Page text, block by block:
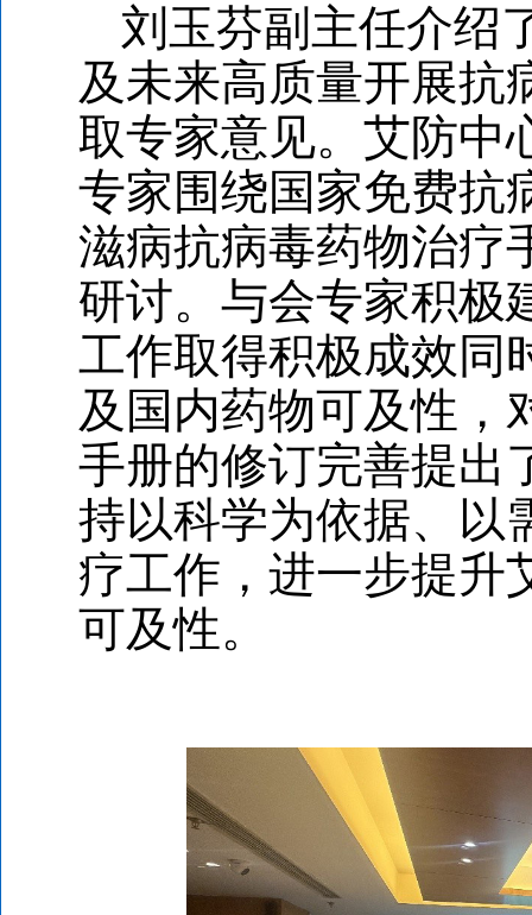
刘玉芬副主任介绍
及未来高质量开展抗
取专家意见。艾防中
专家围绕国家免费抗
滋病抗病毒药物治疗
研讨。与会专家积极
工作取得积极成效同
及国内药物可及性，
手册的修订完善提出
持以科学为依据、以
疗工作，进一步提升
可及性。